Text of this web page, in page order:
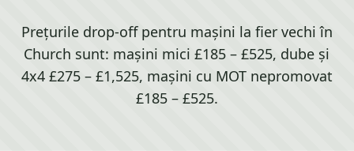
Prețurile drop-off pentru mașini la fier vechi în
Church sunt: mașini mici £185 – £525, dube și
4x4 £275 – £1,525, mașini cu MOT nepromovat
£185 – £525.